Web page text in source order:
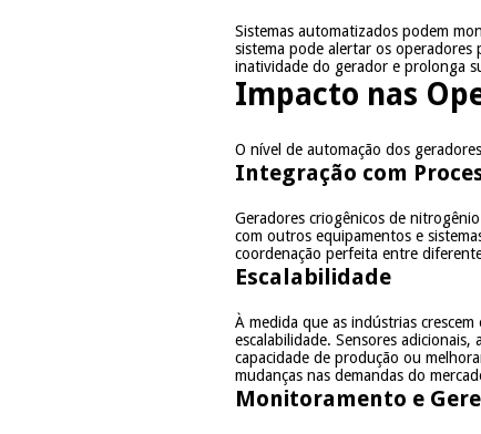
Sistemas automatizados podem
sistema pode alertar os
inatividade do gerador e prolonga
Impacto nas
O nível de automação dos
Integração com
Geradores criogênicos de
com outros equipamentos e
coordenação perfeita entre
Escalabilidade
À medida que as indústrias
escalabilidade. Sensores
capacidade de produção ou
mudanças nas demandas do
Monitoramento e